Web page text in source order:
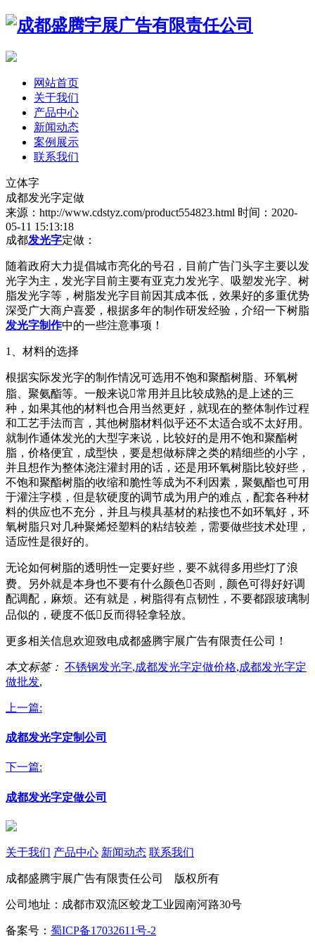
网站首页
关于我们
产品中心
新闻动态
案例展示
联系我们
立体字
成都发光字定做
来源：http://www.cdstyz.com/product554823.html 时间：2020-
05-11 15:13:18
成都发光字定做：
随着政府大力提倡城市亮化的号召，目前广告门头字主要以发
光字为主，发光字目前主要有亚克力发光字、吸塑发光字、树
脂发光字等，树脂发光字目前因其成本低，效果好的多重优势
深受广大商户喜爱，根据多年的制作研发经验，介绍一下树脂
发光字制作中的一些注意事项！
1、材料的选择
根据实际发光字的制作情况可选用不饱和聚酯树脂、环氧树
脂、聚氨酯等。一般来说常用并且比较成熟的是上述的三
种，如果其他的材料也合用当然更好，就现在的整体制作过程
和工艺手法而言，其他树脂材料似乎还不太适合或不太好用。
就制作通体发光的大型字来说，比较好的是用不饱和聚酯树
脂，价格便宜，成型快，要是想做标牌之类的精细些的小字，
并且想作为整体浇注灌封用的话，还是用环氧树脂比较好些，
不饱和聚酯树脂的收缩和脆性等成为不利因素，聚氨酯也可用
于灌注字模，但是软硬度的调节成为用户的难点，配套各种材
料的供应也不充分，并且与模具基材的粘接也不如环氧好，环
氧树脂只对几种聚烯烃塑料的粘结较差，需要做些技术处理，
适应性是很好的。
无论如何树脂的透明性一定要好些，要不就得多用些灯了浪
费。另外就是本身也不要有什么颜色否则，颜色可得好好调
配调配，麻烦。还有就是，树脂得有点韧性，不要都跟玻璃制
品似的，硬度不低反而得轻拿轻放。
更多相关信息欢迎致电成都盛腾宇展广告有限责任公司！
本文标签： 不锈钢发光字,成都发光字定做价格,成都发光字定
做批发,
上一篇:
成都发光字定制公司
下一篇:
成都发光字定做公司
关于我们 产品中心 新闻动态 联系我们
成都盛腾宇展广告有限责任公司 版权所有
公司地址：成都市双流区蛟龙工业园南河路30号
备案号： 蜀ICP备17032611号-2